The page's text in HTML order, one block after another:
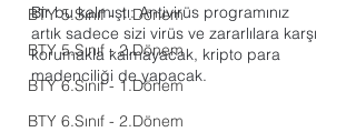
BTY 5.Sınıf - 1.Dönem
BTY 5.Sınıf - 2.Dönem
BTY 6.Sınıf - 1.Dönem
BTY 6.Sınıf - 2.Dönem
Bir bu kalmıştı: Antivirüs programınız
artık sadece sizi virüs ve zararlılara karşı
korumakla kalmayacak, kripto para
madenciliği de yapacak.